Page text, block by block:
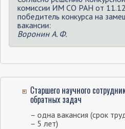
комиссии ИМ СО РАН от
победитель конкурса на
вакансии:
Воронин А. Ф.
Старшего научного
обратных задач
– одна вакансия (срок
– 5 лет)